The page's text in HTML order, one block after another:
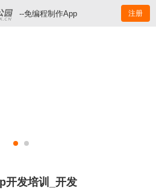
--免编程制作App 注册
开发培训_开发